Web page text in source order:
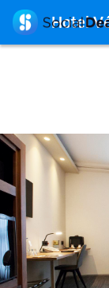
 Hotel